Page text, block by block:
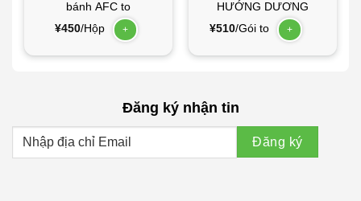
bánh AFC to
¥450/Hộp +
HƯỚNG DƯƠNG
¥510/Gói to +
Đăng ký nhận tin